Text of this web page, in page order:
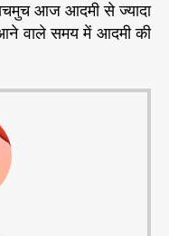
आज आदमी से ज्यादा
वाले समय में आदमी की